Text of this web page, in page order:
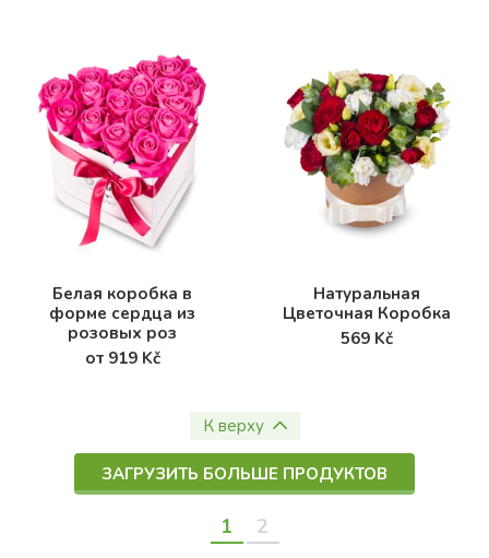
Белая коробка в
форме сердца из
розовых роз
от 919 Kč
Натуральная
Цветочная Коробка
569 Kč
К верху
ЗАГРУЗИТЬ БОЛЬШЕ ПРОДУКТОВ
1 2